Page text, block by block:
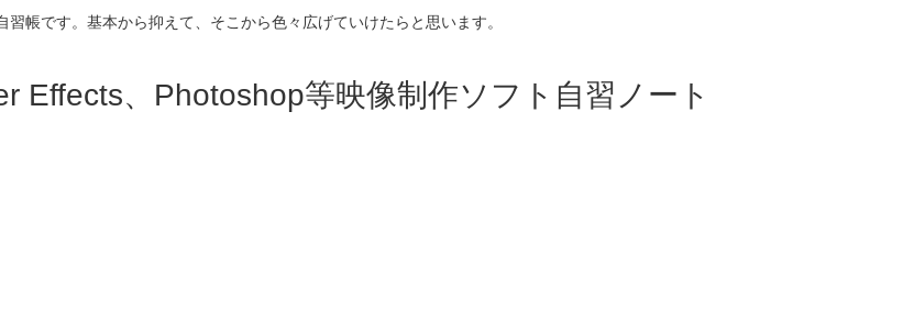
習帳です。基本から抑えて、そこから色々広げていけたらと思います。
Effects、Photoshop等映像制作ソフト自習ノート